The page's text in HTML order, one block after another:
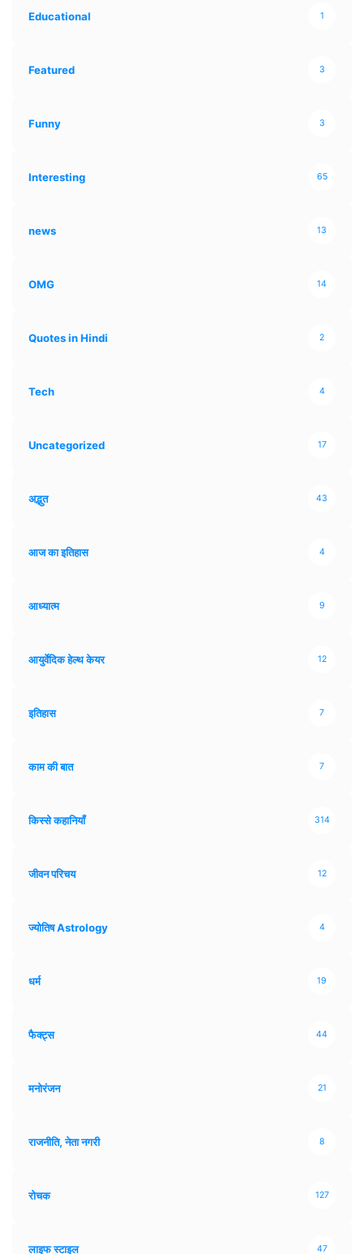
Educational 1
Featured 3
Funny 3
Interesting 65
news 13
OMG 14
Quotes in Hindi 2
Tech 4
Uncategorized 17
अद्भुत 43
आज का इतिहास 4
आध्यात्म 9
आयुर्वेदिक हेल्थ केयर 12
इतिहास 7
काम की बात 7
किस्से कहानियाँ 314
जीवन परिचय 12
ज्योतिष Astrology 4
धर्म 19
फैक्ट्स 44
मनोरंजन 21
राजनीति, नेता नगरी 8
रोचक 127
लाइफ स्टाइल 47